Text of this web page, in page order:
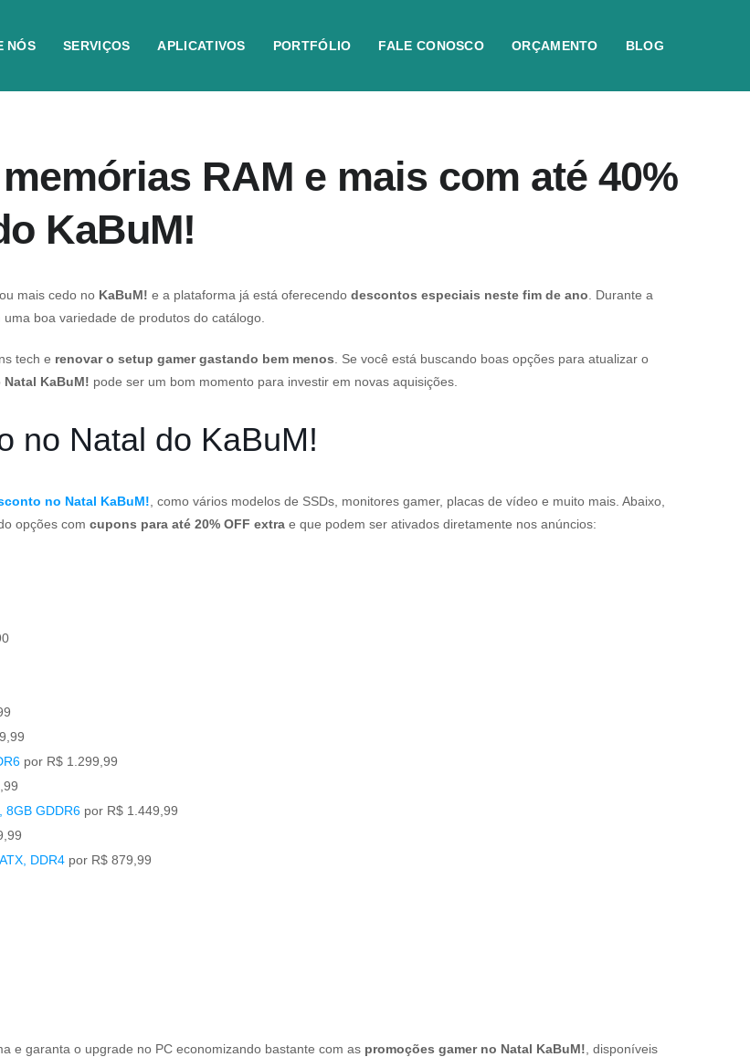
NÓS SERVIÇOS APLICATIVOS PORTFÓLIO FALE CONOSCO ORÇAMENTO BLOG
RAM e mais com até 40%
KaBuM!
mais cedo no KaBuM! e a plataforma já está oferecendo descontos especiais neste fim de ano . Durante a
boa variedade de produtos do catálogo.
tech e renovar o setup gamer gastando bem menos . Se você está buscando boas opções para atualizar o
Natal KaBuM! pode ser um bom momento para investir em novas aquisições.
no Natal do KaBuM!
no Natal KaBuM! , como vários modelos de SSDs, monitores gamer, placas de vídeo e muito mais. Abaixo,
opções com cupons para até 20% OFF extra e que podem ser ativados diretamente nos anúncios:
por R$ 1.299,99
8GB GDDR6 por R$ 1.449,99
DDR4 por R$ 879,99
e garanta o upgrade no PC economizando bastante com as promoções gamer no Natal KaBuM! , disponíveis